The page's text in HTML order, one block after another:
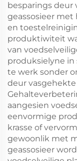
besparings deur
geassosieer
en
produktiwiteit
van
produksielyne
te werk sonder
deur
aangesien
eenvormige
krasse of
gewoonlik met
geassosieer